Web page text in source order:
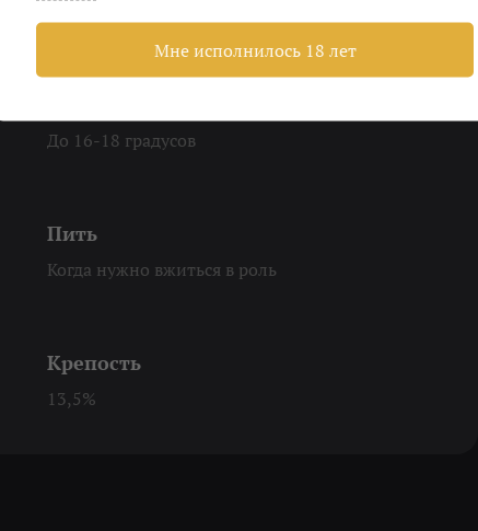
для баланса. Чинное и размеренное, словно
До 16-18 градусов
Пить
Когда нужно вжиться в роль
Крепость
13,5%
Мне исполнилось 18 лет